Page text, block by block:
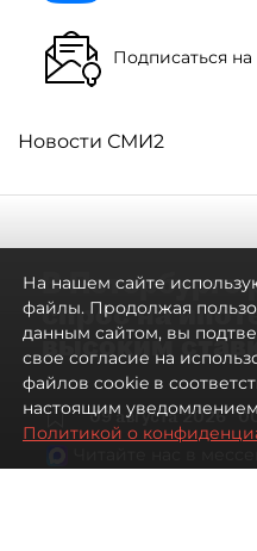
Подписаться на
Новости СМИ2
В Петербурге
спрос на
высоким
09 августа 2026
На нашем сайте
файлы. Продолжая
данным сайтом, вы
свое согласие на
файлов cookie в
настоящим
Политикой о